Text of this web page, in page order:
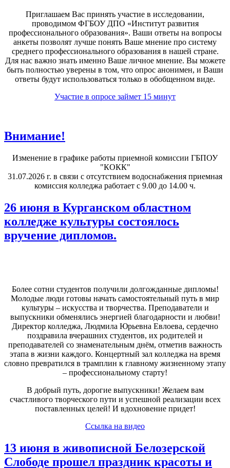
Приглашаем Вас принять участие в исследовании,
проводимом ФГБОУ ДПО «Институт развития
профессионального образования». Ваши ответы на вопросы
анкеты позволят лучше понять Ваше мнение про систему
среднего профессионального образования в нашей стране.
Для нас важно знать именно Ваше личное мнение. Вы можете
быть полностью уверены в том, что опрос анонимен, и Ваши
ответы будут использоваться только в обобщенном виде.
Участие в опросе займет 15 минут
Внимание!
Изменение в графике работы приемной комиссии ГБПОУ
"КОКК"
31.07.2026 г. в связи с отсутствием водоснабжения приемная
комиссия колледжа работает с 9.00 до 14.00 ч.
26 июня в Курганском областном
колледже культуры состоялось
вручение дипломов.
Более сотни студентов получили долгожданные дипломы!
Молодые люди готовы начать самостоятельный путь в мир
культуры – искусства и творчества. Преподаватели и
выпускники обменялись энергией благодарности и любви!
Директор колледжа, Людмила Юрьевна Евлоева, сердечно
поздравила вчерашних студентов, их родителей и
преподавателей со знаменательным днём, отметив важность
этапа в жизни каждого. Концертный зал колледжа на время
словно превратился в трамплин к главному жизненному этапу
– профессиональному старту!
В добрый путь, дорогие выпускники! Желаем вам
счастливого творческого пути и успешной реализации всех
поставленных целей! И вдохновение придет!
Ссылка на видео
13 июня в живописной Белозерской
Слободе прошел праздник красоты и